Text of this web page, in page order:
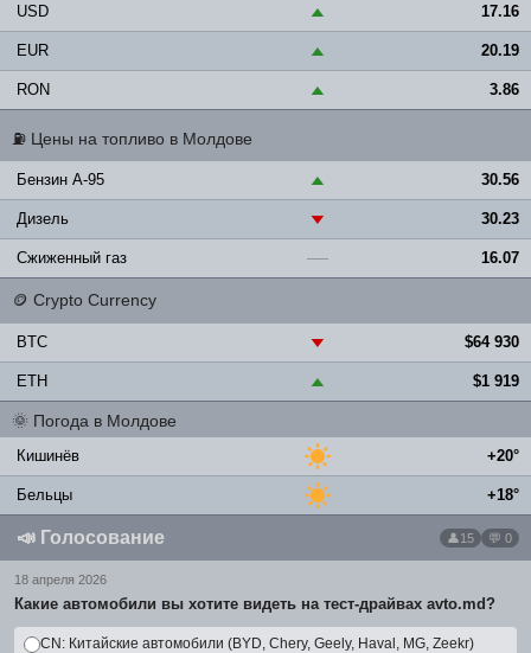
USD ▲ 17.16
EUR ▲ 20.19
RON ▲ 3.86
⛽ Цены на топливо в Молдове
Бензин A-95 ▲ 30.56
Дизель ▼ 30.23
Сжиженный газ — 16.07
🪙 Crypto Currency
BTC ▼ $64 930
ETH ▲ $1 919
🌞 Погода в Молдове
Кишинёв +20°
Бельцы +18°
📣 Голосование 15 💬 0
18 апреля 2026
Какие автомобили вы хотите видеть на тест-драйвах avto.md?
CN: Китайские автомобили (BYD, Chery, Geely, Haval, MG, Zeekr)